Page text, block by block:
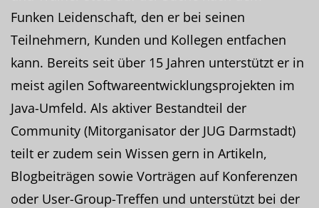
Funken Leidenschaft, den er bei seinen
Teilnehmern, Kunden und Kollegen entfachen
kann. Bereits seit über 15 Jahren unterstützt er in
meist agilen Softwareentwicklungsprojekten im
Java-Umfeld. Als aktiver Bestandteil der
Community (Mitorganisator der JUG Darmstadt)
teilt er zudem sein Wissen gern in Artikeln,
Blogbeiträgen sowie Vorträgen auf Konferenzen
oder User-Group-Treffen und unterstützt bei der